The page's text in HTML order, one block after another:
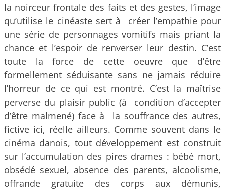
la noirceur frontale des faits et des gestes, l’image
qu’utilise le cinéaste sert à créer l’empathie pour
une série de personnages vomitifs mais priant la
chance et l’espoir de renverser leur destin. C’est
toute la force de cette oeuvre que d’être
formellement séduisante sans ne jamais réduire
l’horreur de ce qui est montré. C’est la maîtrise
perverse du plaisir public (à condition d’accepter
d’être malmené) face à la souffrance des autres,
fictive ici, réelle ailleurs. Comme souvent dans le
cinéma danois, tout développement est construit
sur l’accumulation des pires drames : bébé mort,
obsédé sexuel, absence des parents, alcoolisme,
offrande gratuite des corps aux démunis,